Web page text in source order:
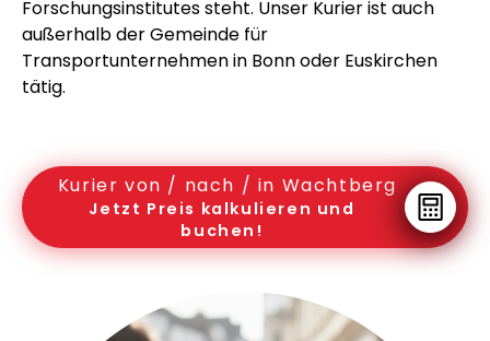
Forschungsinstitutes steht. Unser Kurier ist auch
außerhalb der Gemeinde für
Transportunternehmen in Bonn oder Euskirchen
tätig.
Kurier von / nach / in Wachtberg
Jetzt Preis kalkulieren und
buchen!